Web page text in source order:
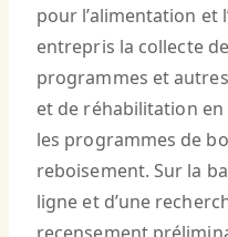
pour l’alimentation et
entrepris la collecte
programmes et
et de réhabilitation
les programmes de
reboisement. Sur la
ligne et d’une